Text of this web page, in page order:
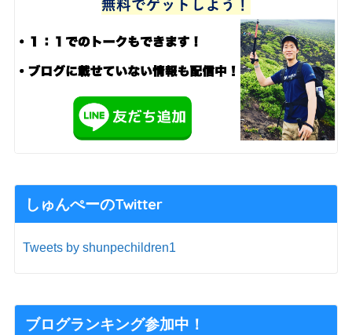
しゅんぺーのTwitter
Tweets by shunpechildren1
ブログランキング参加中！